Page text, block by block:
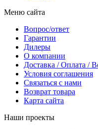
Меню сайта
Вопрос/ответ
Гарантии
Дилеры
О компании
Доставка / Оплата /
Условия соглашения
Связаться с нами
Возврат товара
Карта сайта
Наши проекты